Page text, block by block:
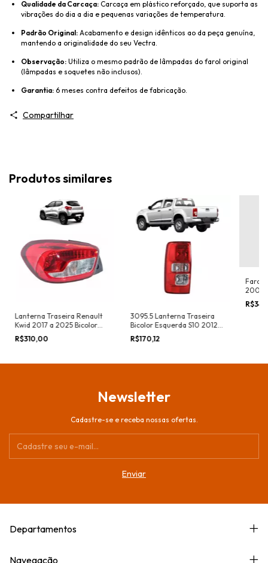
Qualidade da Carcaça: Carcaça em plástico reforçado, que suporta as
vibrações do dia a dia e pequenas variações de temperatura.
Padrão Original: Acabamento e design idênticos ao da peça genuína,
mantendo a originalidade do seu Vectra.
Observação: Utiliza o mesmo padrão de lâmpadas do farol original
(lâmpadas e soquetes não inclusos).
Garantia: 6 meses contra defeitos de fabricação.
Compartilhar
Produtos similares
Lanterna Traseira Renault
Kwid 2017 a 2025 Bicolor
Esquerda
R$310,00
3095.5 Lanterna Traseira
Bicolor Esquerda S10 2012 a
2018 sem LED - WA
01.01.00.04
R$170,12
Farol
2000
Newsletter
Cadastre-se e receba nossas ofertas.
Departamentos
Navegação